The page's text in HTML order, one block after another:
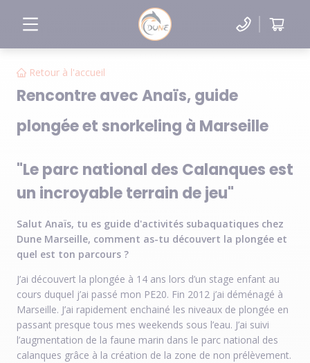
Retour à l'accueil
Rencontre avec Anaïs, guide
plongée et snorkeling à Marseille
"Le parc national des Calanques est
un incroyable terrain de jeu"
Salut Anaïs, tu es guide d'activités subaquatiques chez
Dune Marseille, comment as-tu découvert la plongée et
quel est ton parcours ?
J’ai découvert la plongée à 14 ans lors d’un stage enfant au
cours duquel j’ai passé mon PE20. Fin 2012 j’ai déménagé à
Marseille. J’ai rapidement enchainé les niveaux de plongée en
passant presque tous mes weekends sous l’eau. J’ai suivi
l’augmentation de la faune marin dans le parc national des
calanques grâce à la création de la zone de non prélèvement.